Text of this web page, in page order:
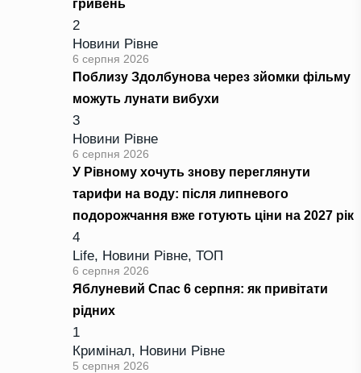
гривень
2
Новини Рівне
6 серпня 2026
Поблизу Здолбунова через зйомки фільму
можуть лунати вибухи
3
Новини Рівне
6 серпня 2026
У Рівному хочуть знову переглянути
тарифи на воду: після липневого
подорожчання вже готують ціни на 2027 рік
4
Life, Новини Рівне, ТОП
6 серпня 2026
Яблуневий Спас 6 серпня: як привітати
рідних
1
Кримінал, Новини Рівне
5 серпня 2026